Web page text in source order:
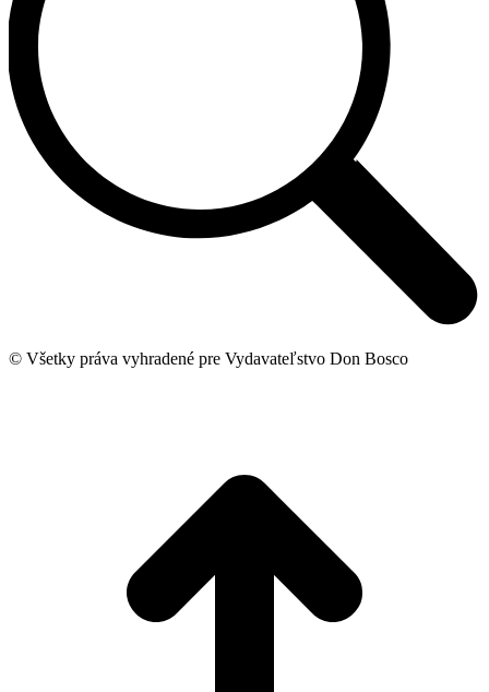
© Všetky práva vyhradené pre Vydavateľstvo Don Bosco